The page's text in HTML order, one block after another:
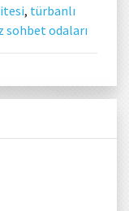
, türbanlı
sohbet odaları